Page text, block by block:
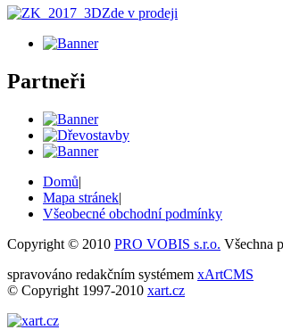
Zde v prodeji
Partneři
Domů|
Mapa stránek|
Všeobecné obchodní podmínky
Copyright © 2010 PRO VOBIS s.r.o. Všechna
spravováno redakčním systémem xArtCMS
© Copyright 1997-2010 xart.cz